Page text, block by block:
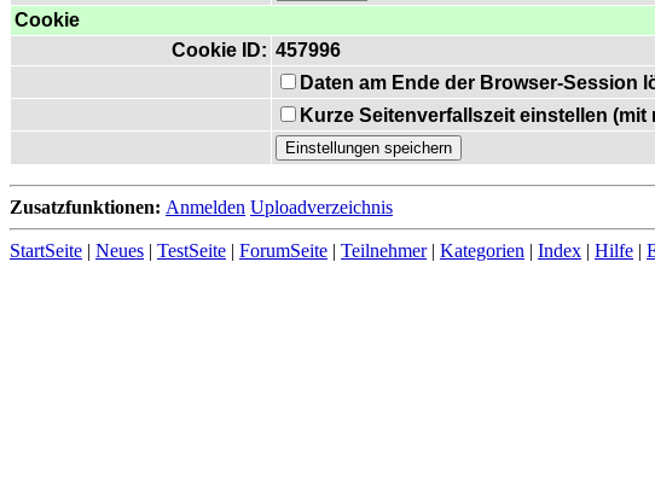
Cookie
Cookie ID: 457996
Daten am Ende der Browser-Session
Kurze Seitenverfallszeit einstellen
Zusatzfunktionen: Anmelden Uploadverzeichnis
StartSeite | Neues | TestSeite | ForumSeite | Teilnehmer| Kategorien | Index | Hilfe |